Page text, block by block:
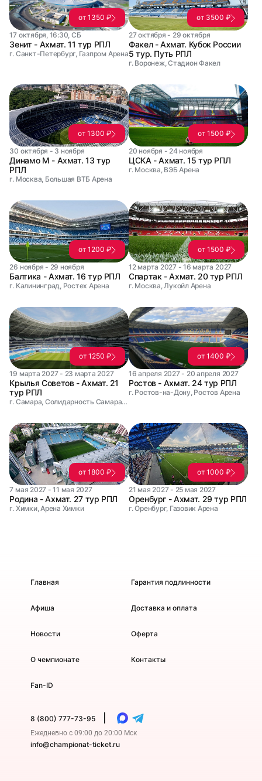
от 1350 ₽
17 октября, 16:30, СБ
Зенит - Ахмат. 11 тур РПЛ
г. Санкт-Петербург, Газпром Арена
от 3500 ₽
27 октября - 29 октября
Факел - Ахмат. Кубок России
5 тур. Путь РПЛ
г. Воронеж, Стадион Факел
от 1300 ₽
30 октября - 3 ноября
Динамо М - Ахмат. 13 тур
РПЛ
г. Москва, Большая ВТБ Арена
от 1500 ₽
20 ноября - 24 ноября
ЦСКА - Ахмат. 15 тур РПЛ
г. Москва, ВЭБ Арена
от 1200 ₽
26 ноября - 29 ноября
Балтика - Ахмат. 16 тур РПЛ
г. Калининград, Ростех Арена
от 1500 ₽
12 марта 2027 - 16 марта 2027
Спартак - Ахмат. 20 тур РПЛ
г. Москва, Лукойл Арена
от 1250 ₽
19 марта 2027 - 23 марта 2027
Крылья Советов - Ахмат. 21
тур РПЛ
г. Самара, Солидарность Самара Арена
от 1400 ₽
16 апреля 2027 - 20 апреля 2027
Ростов - Ахмат. 24 тур РПЛ
г. Ростов-на-Дону, Ростов Арена
от 1800 ₽
7 мая 2027 - 11 мая 2027
Родина - Ахмат. 27 тур РПЛ
г. Химки, Арена Химки
от 1000 ₽
21 мая 2027 - 25 мая 2027
Оренбург - Ахмат. 29 тур РПЛ
г. Оренбург, Газовик Арена
Главная
Афиша
Новости
О чемпионате
Fan-ID
Гарантия подлинности
Доставка и оплата
Оферта
Контакты
8 (800) 777-73-95
Ежедневно с 09:00 до 20:00 Мск
info@championat-ticket.ru